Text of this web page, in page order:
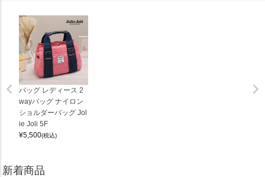
バッグ レディース 2
wayバッグ ナイロン
ショルダーバッグ Jol
ie Joli 5F
¥5,500(税込)
新着商品